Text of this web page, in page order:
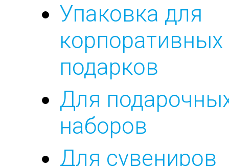
Упаковка для
корпоративных
подарков
Для
наборов
Для сувениров